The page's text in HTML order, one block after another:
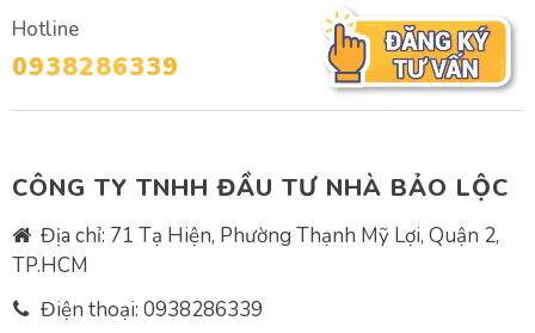
Hotline
0938286339
CÔNG TY TNHH ĐẦU TƯ NHÀ BẢO LỘC
Địa chỉ: 71 Tạ Hiện, Phường Thạnh Mỹ Lợi, Quận 2,
TP.HCM
Điện thoại: 0938286339